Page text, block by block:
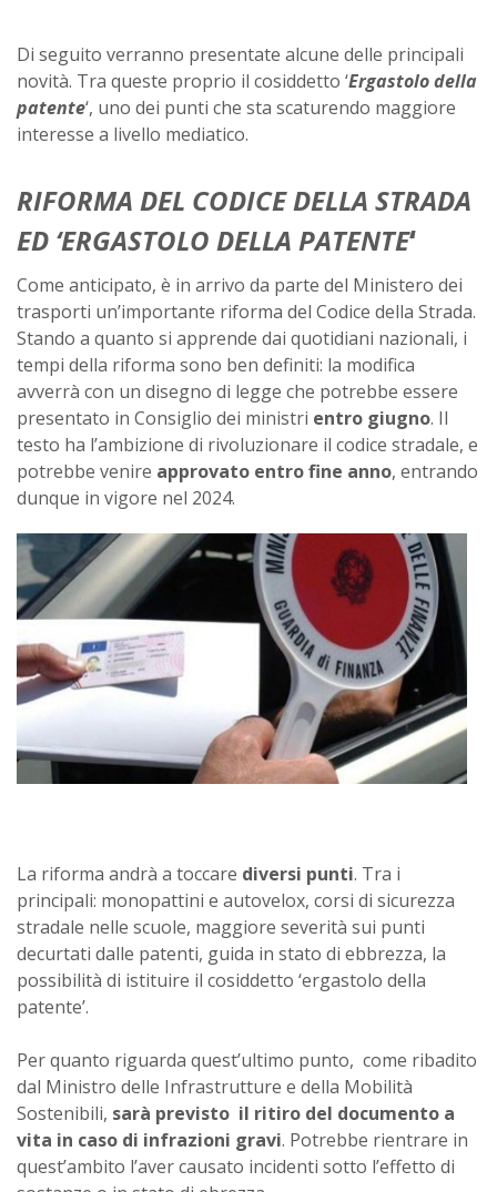
Di seguito verranno presentate alcune delle principali
novità. Tra queste proprio il cosiddetto ‘Ergastolo della
patente‘, uno dei punti che sta scaturendo maggiore
interesse a livello mediatico.
RIFORMA DEL CODICE DELLA STRADA
ED ‘ERGASTOLO DELLA PATENTE‘
Come anticipato, è in arrivo da parte del Ministero dei
trasporti un’importante riforma del Codice della Strada.
Stando a quanto si apprende dai quotidiani nazionali, i
tempi della riforma sono ben definiti: la modifica
avverrà con un disegno di legge che potrebbe essere
presentato in Consiglio dei ministri entro giugno. Il
testo ha l’ambizione di rivoluzionare il codice stradale, e
potrebbe venire approvato entro fine anno, entrando
dunque in vigore nel 2024.
La riforma andrà a toccare diversi punti. Tra i
principali: monopattini e autovelox, corsi di sicurezza
stradale nelle scuole, maggiore severità sui punti
decurtati dalle patenti, guida in stato di ebbrezza, la
possibilità di istituire il cosiddetto ‘ergastolo della
patente’.
Per quanto riguarda quest’ultimo punto, come ribadito
dal Ministro delle Infrastrutture e della Mobilità
Sostenibili, sarà previsto il ritiro del documento a
vita in caso di infrazioni gravi. Potrebbe rientrare in
quest’ambito l’aver causato incidenti sotto l’effetto di